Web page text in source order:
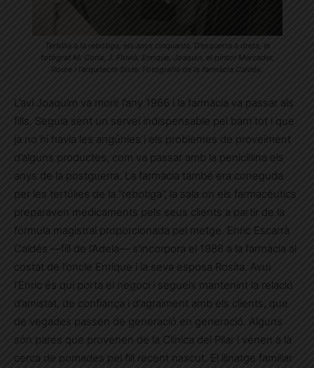
Tertúlia a la rebotiga, els anys cinquanta. D’esquerra a dreta, el
fotògraf M. Coria, J. Fluvià, Enrique, Joaquin, el pintor Mercader,
Roure i l’arquitecte Sixte. Fotografia de la farmàcia Caldés.
L’avi Joaquim va morir l’any 1966 i la farmàcia va passar als
fills. Seguia sent un servei indispensable pel barri tot i que
ja no hi havia les angúnies i els problemes de proveïment
d’alguns productes, com va passar amb la penicil·lina els
anys de la postguerra. La farmàcia també era coneguda
per les tertúlies de la “rebotiga”, la sala on els farmacèutics
preparaven medicaments pels seus clients a partir de la
fórmula magistral proporcionada pel metge. Enric Escarrà
Caldés —fill de l’Adela— s’incorpora el 1986 a la farmàcia al
costat de l’oncle Enrique i la seva esposa Rosita. Avui
l’Enric és qui porta el negoci i segueix mantenint la relació
d’amistat, de confiança i d’agraïment amb els clients, que
de vegades passen de generació en generació. Alguns
són pares que provenen de la Clínica del Pilar i vénen a la
cerca de pomades pel fill recent nascut. El llinatge familiar